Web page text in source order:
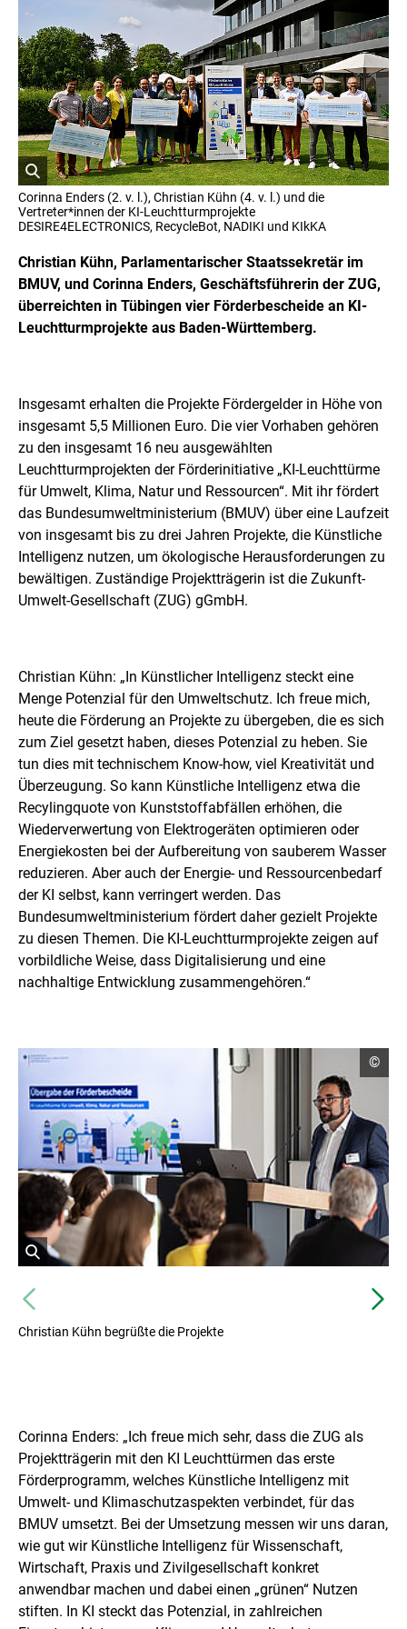
ö
f
f
e
t
B
i
l
e
i
n
e
r
v
e
r
g
r
ö
ß
e
n
D
a
r
s
t
e
l
l
u
n
g
p
y
r
i
g
h
t
I
n
f
o
r
e
Corinna Enders (2. v. l.), Christian Kühn (4. v. l.) und die
Vertreter*innen der KI-Leuchtturmprojekte
DESIRE4ELECTRONICS, RecycleBot, NADIKI und KIkKA
Christian Kühn, Parlamentarischer Staatssekretär im
BMUV, und Corinna Enders, Geschäftsführerin der ZUG,
überreichten in Tübingen vier Förderbescheide an KI-
Leuchtturmprojekte aus Baden-Württemberg.
Insgesamt erhalten die Projekte Fördergelder in Höhe von
insgesamt 5,5 Millionen Euro. Die vier Vorhaben gehören
zu den insgesamt 16 neu ausgewählten
Leuchtturmprojekten der Förderinitiative „KI-Leuchttürme
für Umwelt, Klima, Natur und Ressourcen“. Mit ihr fördert
das Bundesumweltministerium (BMUV) über eine Laufzeit
von insgesamt bis zu drei Jahren Projekte, die Künstliche
Intelligenz nutzen, um ökologische Herausforderungen zu
bewältigen. Zuständige Projektträgerin ist die Zukunft-
Umwelt-Gesellschaft (ZUG) gGmbH.
Christian Kühn: „In Künstlicher Intelligenz steckt eine
Menge Potenzial für den Umweltschutz. Ich freue mich,
heute die Förderung an Projekte zu übergeben, die es sich
zum Ziel gesetzt haben, dieses Potenzial zu heben. Sie
tun dies mit technischem Know-how, viel Kreativität und
Überzeugung. So kann Künstliche Intelligenz etwa die
Recylingquote von Kunststoffabfällen erhöhen, die
Wiederverwertung von Elektrogeräten optimieren oder
Energiekosten bei der Aufbereitung von sauberem Wasser
reduzieren. Aber auch der Energie- und Ressourcenbedarf
der KI selbst, kann verringert werden. Das
Bundesumweltministerium fördert daher gezielt Projekte
zu diesen Themen. Die KI-Leuchtturmprojekte zeigen auf
vorbildliche Weise, dass Digitalisierung und eine
nachhaltige Entwicklung zusammengehören.“
Vorheriges
Bild
in
einer
©
Christian Kühn begrüßte die Projekte
Corinna Enders: „Ich freue mich sehr, dass die ZUG als
Projektträgerin mit den KI Leuchttürmen das erste
Förderprogramm, welches Künstliche Intelligenz mit
Umwelt- und Klimaschutzaspekten verbindet, für das
BMUV umsetzt. Bei der Umsetzung messen wir uns daran,
wie gut wir Künstliche Intelligenz für Wissenschaft,
Wirtschaft, Praxis und Zivilgesellschaft konkret
anwendbar machen und dabei einen „grünen“ Nutzen
stiften. In KI steckt das Potenzial, in zahlreichen